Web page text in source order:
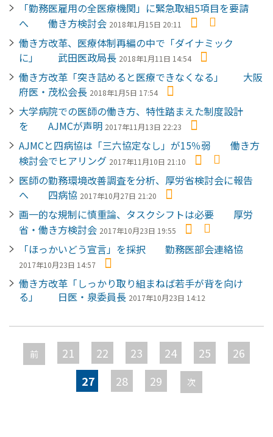
「勤務医雇用の全医療機関」に緊急取組5項目を要請
へ 働き方検討会 2018年1月15日 20:11
働き方改革、医療体制再編の中で「ダイナミック
に」 武田医政局長 2018年1月11日 14:54
働き方改革「突き詰めると医療できなくなる」 大阪
府医・茂松会長 2018年1月5日 17:54
大学病院での医師の働き方、特性踏まえた制度設計
を AJMCが声明 2017年11月13日 22:23
AJMCと四病協は「三六協定なし」が15％弱 働き方
検討会でヒアリング 2017年11月10日 21:10
医師の勤務環境改善調査を分析、厚労省検討会に報告
へ 四病協 2017年10月27日 21:20
画一的な規制に慎重論、タスクシフトは必要 厚労
省・働き方検討会 2017年10月23日 19:55
「ほっかいどう宣言」を採択 勤務医部会連絡協
2017年10月23日 14:57
働き方改革「しっかり取り組まねば若手が背を向け
る」 日医・泉委員長 2017年10月23日 14:12
ペ
ー
ジ
前 21 22 23 24 25
26
27
28 29 次